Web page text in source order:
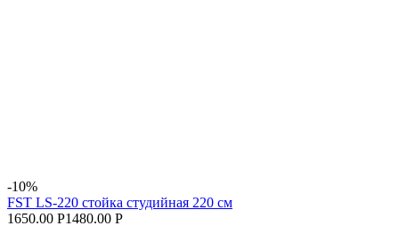
-10%
FST LS-220 стойка студийная 220 см
1650.00 Р1480.00 Р